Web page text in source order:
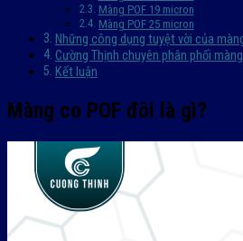
Màng POF 19 micron
Màng POF 25 micron
Những công dụng tuyệt vời của
Cường Thịnh chuyên phân phối
Kết luận
Màng co POF đôi là gì?